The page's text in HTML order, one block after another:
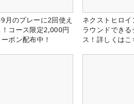
月のプレーに2回使え
！コース限定2,000円
ポン配布中！
ネクストヒロイ
ラウンドできる
ス！詳しくはこ